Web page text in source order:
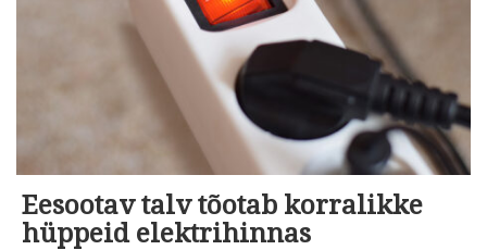
Eesootav talv tõotab korralikke
hüppeid elektrihinnas